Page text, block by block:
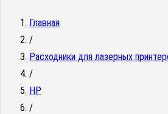
Главная
/
Расходники для лазерных
/
HP
/